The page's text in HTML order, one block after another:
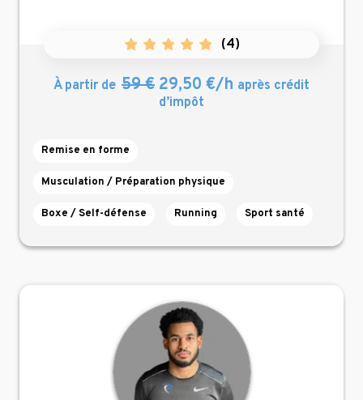
(4)
À partir de 59 € 29,50 €/h après crédit
d’impôt
Remise en forme
Musculation / Préparation physique
Boxe / Self-défense Running Sport santé